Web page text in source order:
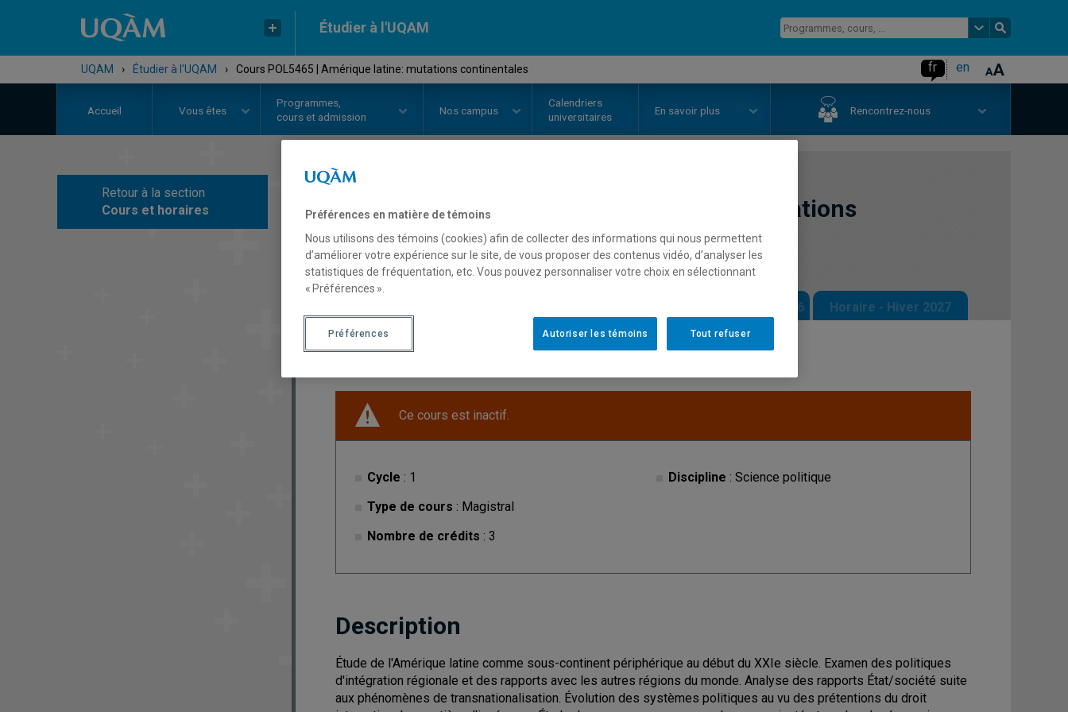
Étudier à l'UQAM
UQAM › Étudier à l'UQAM › Cours POL5465 | Amérique latine: mutations continentales fr en
Accueil Vous êtes
Programmes,
cours et admission
Nos campus
Calendriers
universitaires
En savoir plus Rencontrez-nous
Retour à la section
Cours et horaires
COURS// POL5465
Amérique latine: mutations
continentales
Horaire - Automne 2026 Horaire - Hiver 2027
Ce cours est inactif.
Cycle : 1
Type de cours : Magistral
Nombre de crédits : 3
Discipline : Science politique
Description
Étude de l'Amérique latine comme sous-continent périphérique au début du XXIe siècle. Examen des politiques
d'intégration régionale et des rapports avec les autres régions du monde. Analyse des rapports État/société suite
aux phénomènes de transnationalisation. Évolution des systèmes politiques au vu des prétentions du droit
Préférences en matière de témoins
Nous utilisons des témoins (cookies) afin de collecter des informations qui nous permettent
d’améliorer votre expérience sur le site, de vous proposer des contenus vidéo, d’analyser les
statistiques de fréquentation, etc. Vous pouvez personnaliser votre choix en sélectionnant
« Préférences ».
Tout refuser
Autoriser les témoins
Préférences